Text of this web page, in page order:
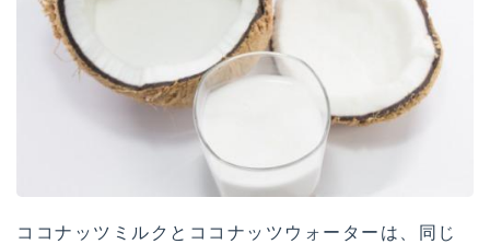
ココナッツミルクとココナッツウォーターは、同じ